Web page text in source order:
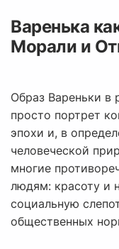
Варенька
Морали и
Образ Вареньки в
просто портрет
эпохи и, в
человеческой
многие
людям: красоту и
социальную
общественных